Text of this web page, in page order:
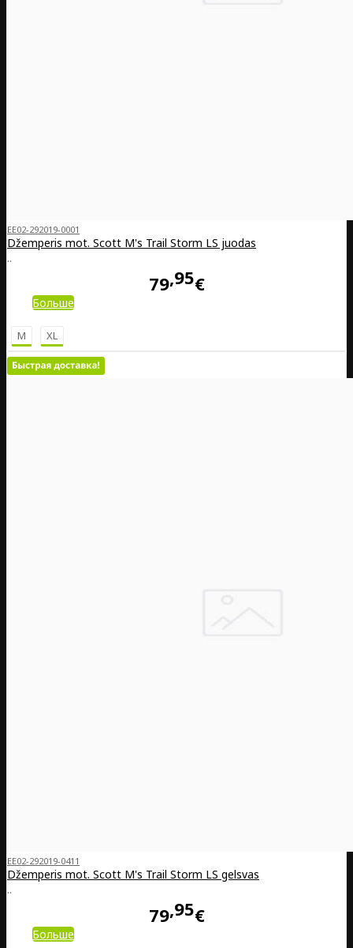
EE02-292019-0001
Džemperis mot. Scott M's Trail Storm LS juodas
..
79 95€
Больше
M XL
EE02-292019-0411
Džemperis mot. Scott M's Trail Storm LS gelsvas
..
79 95€
Больше